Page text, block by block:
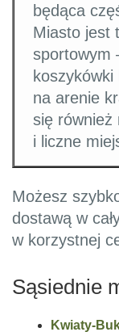
będąca
Miasto jest
sportowym
na arenie
się również
i liczne
Możesz
dostawą w
w korzystnej
Sąsiednie
Kwiaty-